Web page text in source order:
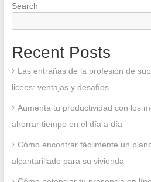
Search
Recent Posts
Las entrañas de la profesión de
liceos: ventajas y desafíos
Aumenta tu productividad con los
ahorrar tiempo en el día a día
Cómo encontrar fácilmente un
alcantarillado para su vivienda